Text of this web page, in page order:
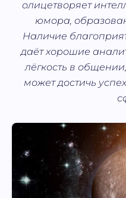
олицетворяет
юмора,
Наличие
даёт хорошие
лёгкость в
может достичь